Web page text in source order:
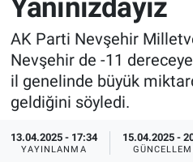
Yanınızdayız
AK Parti Nevşehir
Nevşehir de -11
il genelinde büyük
geldiğini söyledi.
13.04.2025 - 17:34
YAYINLANMA
15.04.2025 -
Sağlık
Yerel
Genel
Asayiş
İlan - Duyuru- Mesaj
Türkiye Gündemi
Sizden Gelenler
Yaşam
İlan - Duyuru- Mesaj
Türkiye Gündemi
Sizden Gelenler